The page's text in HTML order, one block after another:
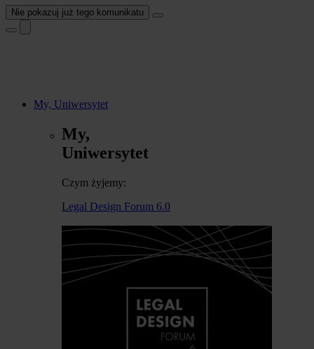
Nie pokazuj już tego komunikatu
My, Uniwersytet
My,
Uniwersytet
Czym żyjemy:
Legal Design Forum 6.0